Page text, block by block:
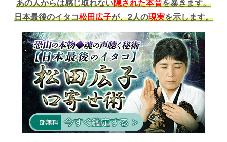
日本最後のイタコ松田広子が、2人の現実を示します。